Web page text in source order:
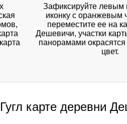
Зафиксируйте
иконку с оранжевым
переместите ее на
Дешевичи, участки
панорамами
цвет.
карте деревни